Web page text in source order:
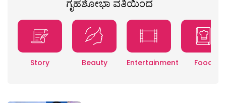
ಗೃಹಶೋಭಾ ವತಿಯಿಂದ
Story Beauty Entertainment Food